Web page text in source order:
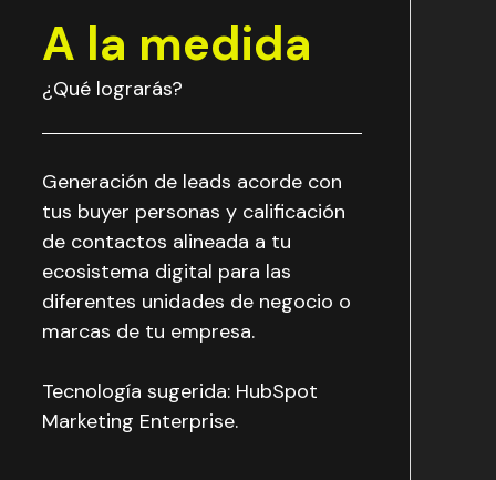
A la medida
¿Qué lograrás?
Generación de leads acorde con
tus buyer personas y calificación
de contactos alineada a tu
ecosistema digital para las
diferentes unidades de negocio o
marcas de tu empresa.
Tecnología sugerida: HubSpot
Marketing Enterprise.